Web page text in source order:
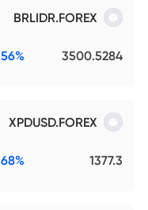
BRLIDR.FOREX
3500.5284
XPDUSD.FOREX
1377.3